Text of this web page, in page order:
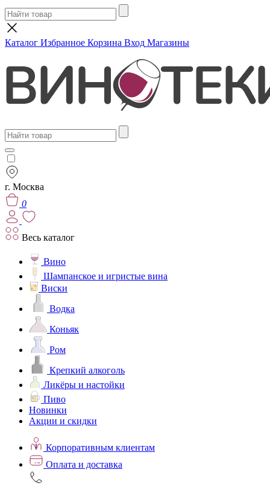
Каталог Избранное Корзина Вход Магазины
г. Москва
0
Весь каталог
Вино
Шампанское и игристые вина
Виски
Водка
Коньяк
Ром
Крепкий алкоголь
Ликёры и настойки
Пиво
Новинки
Акции и скидки
Корпоративным клиентам
Оплата и доставка